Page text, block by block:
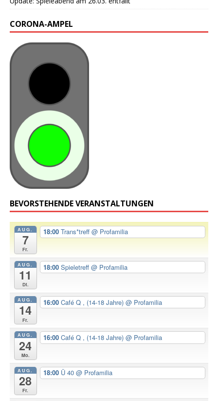
CORONA-AMPEL
BEVORSTEHENDE VERANSTALTUNGEN
AUG.
7
Fr.
18:00 Trans*treff @ Profamilia
AUG.
11
Di.
18:00 Spieletreff @ Profamilia
AUG.
14
Fr.
16:00 Café Q , (14-18 Jahre) @ Profamilia
AUG.
24
Mo.
16:00 Café Q , (14-18 Jahre) @ Profamilia
AUG.
28
Fr.
18:00 Ü 40 @ Profamilia